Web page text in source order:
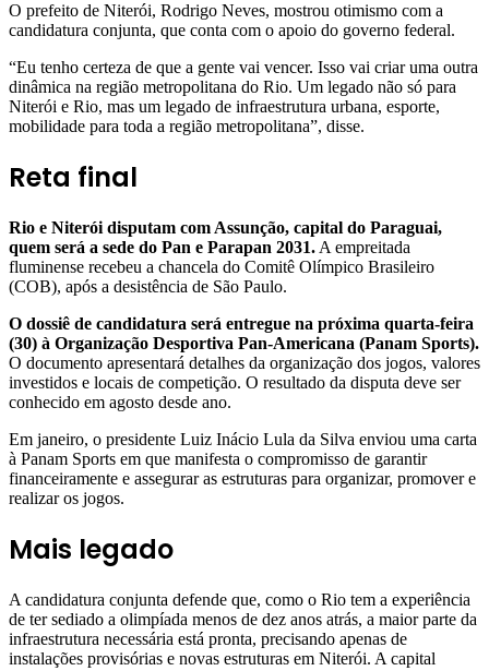
O prefeito de Niterói, Rodrigo Neves, mostrou otimismo com a
candidatura conjunta, que conta com o apoio do governo federal.
“Eu tenho certeza de que a gente vai vencer. Isso vai criar uma outra
dinâmica na região metropolitana do Rio. Um legado não só para
Niterói e Rio, mas um legado de infraestrutura urbana, esporte,
mobilidade para toda a região metropolitana”, disse.
Reta final
Rio e Niterói disputam com Assunção, capital do Paraguai,
quem será a sede do Pan e Parapan 2031. A empreitada
fluminense recebeu a chancela do Comitê Olímpico Brasileiro
(COB), após a desistência de São Paulo.
O dossiê de candidatura será entregue na próxima quarta-feira
(30) à Organização Desportiva Pan-Americana (Panam Sports).
O documento apresentará detalhes da organização dos jogos, valores
investidos e locais de competição. O resultado da disputa deve ser
conhecido em agosto desde ano.
Em janeiro, o presidente Luiz Inácio Lula da Silva enviou uma carta
à Panam Sports em que manifesta o compromisso de garantir
financeiramente e assegurar as estruturas para organizar, promover e
realizar os jogos.
Mais legado
A candidatura conjunta defende que, como o Rio tem a experiência
de ter sediado a olimpíada menos de dez anos atrás, a maior parte da
infraestrutura necessária está pronta, precisando apenas de
instalações provisórias e novas estruturas em Niterói. A capital